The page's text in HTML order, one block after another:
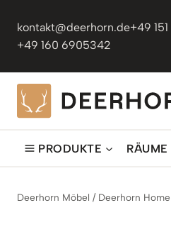
Inhalt
springen
kontakt@deerhorn.de+49
+49 160 6905342
PRODUKTE RÄUME
Deerhorn Möbel / Deerhorn Home